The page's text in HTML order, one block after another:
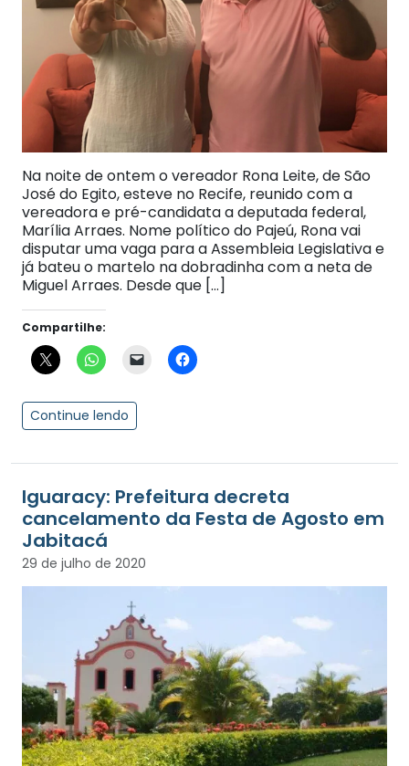
Na noite de ontem o vereador Rona Leite, de São
José do Egito, esteve no Recife, reunido com a
vereadora e pré-candidata a deputada federal,
Marília Arraes. Nome político do Pajeú, Rona vai
disputar uma vaga para a Assembleia Legislativa e
já bateu o martelo na dobradinha com a neta de
Miguel Arraes. Desde que […]
Compartilhe:
Continue lendo
Iguaracy: Prefeitura decreta
cancelamento da Festa de Agosto em
Jabitacá
29 de julho de 2020